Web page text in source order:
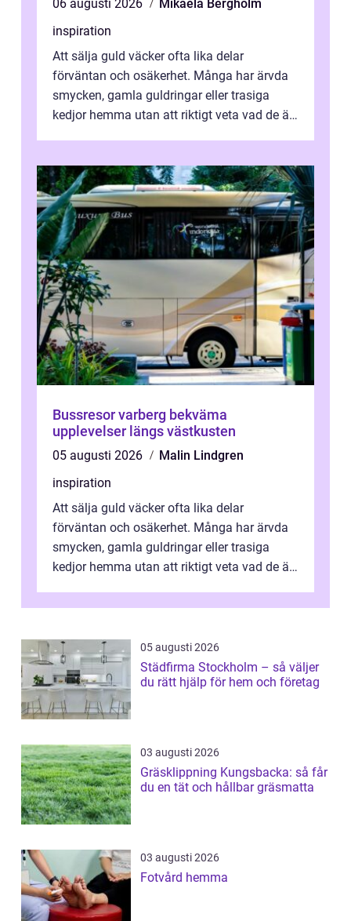
06 augusti 2026
Mikaela Bergholm
inspiration
Att sälja guld väcker ofta lika delar
förväntan och osäkerhet. Många har ärvda
smycken, gamla guldringar eller trasiga
kedjor hemma utan att riktigt veta vad de är
Bussresor varberg bekväma
upplevelser längs västkusten
05 augusti 2026
Malin Lindgren
inspiration
Att sälja guld väcker ofta lika delar
förväntan och osäkerhet. Många har ärvda
smycken, gamla guldringar eller trasiga
kedjor hemma utan att riktigt veta vad de är
05 augusti 2026
Städfirma Stockholm – så väljer
du rätt hjälp för hem och företag
03 augusti 2026
Gräsklippning Kungsbacka: så får
du en tät och hållbar gräsmatta
03 augusti 2026
Fotvård hemma